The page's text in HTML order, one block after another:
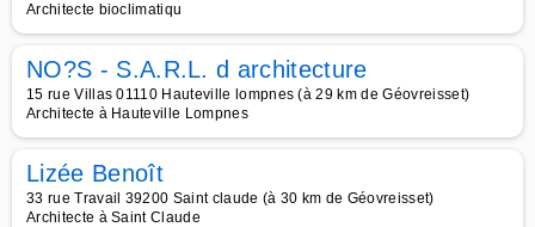
Architecte bioclimatiqu
NO?S - S.A.R.L. d architecture
15 rue Villas 01110 Hauteville lompnes (à 29 km de Géovreisset)
Architecte à Hauteville Lompnes
Lizée Benoît
33 rue Travail 39200 Saint claude (à 30 km de Géovreisset)
Architecte à Saint Claude